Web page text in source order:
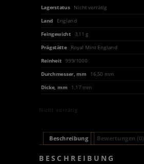
Lagerstatus
Nicht vorrätig
Land
England
Feingewicht
3,11 g
Prägstätte
Royal Mint England
Reinheit 999/1000
Durchmesser, mm
16,50 mm
Dicke, mm
1,17 mm
Nicht vorrätig
Beschreibung Bewertungen (0)
BESCHREIBUNG